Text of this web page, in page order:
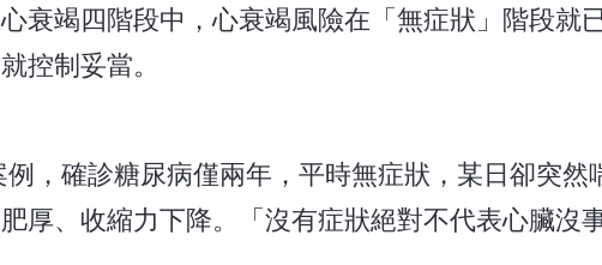
衰竭四階段中，心衰竭風險在「無症狀」階段就
控制妥當。
，確診糖尿病僅兩年，平時無症狀，某日卻突然
厚、收縮力下降。「沒有症狀絕對不代表心臟沒